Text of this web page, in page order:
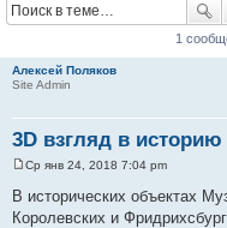
1
Алексей Поляков
Site Admin
3D взгляд в историю
о
б
Ср янв 24, 2018 7:04 pm
В исторических объектах
Королевских и